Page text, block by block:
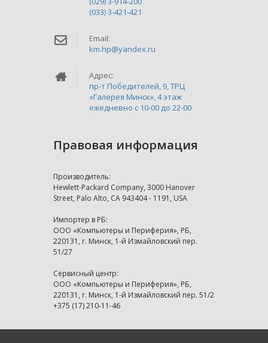
(033) 3-421-421
Email:
km.hp@yandex.ru
Адрес:
пр-т Победителей, 9, ТРЦ
«Галерея Минск», 4 этаж
ежедневно c 10-00 до 22-00
Правовая информация
Производитель:
Hewlett-Packard Company, 3000 Hanover
Street, Palo Alto, CA 943404 - 1191, USA
Импортер в РБ:
ООО «Компьютеры и Периферия», РБ,
220131, г. Минск, 1-й Измайловский пер.
51/27
Сервисный центр:
ООО «Компьютеры и Периферия», РБ,
220131, г. Минск, 1-й Измайловский пер. 51/2
+375 (17) 210-11-46